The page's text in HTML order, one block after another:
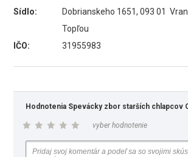
Sídlo:
Dobrianskeho 1651, 093 01
Topľou
IČO:
31955983
Hodnotenia Spevácky zbor starších chlapcov
vyber hodnotenie